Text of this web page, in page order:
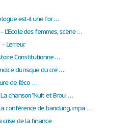
est-il une for …
L'Ecole des femmes, scène …
L'erreur.
Constitutionne …
du risque du cré …
de l'éco …
chanson "Nuit et Broui …
conférence de bandung. impa …
crise de la finance